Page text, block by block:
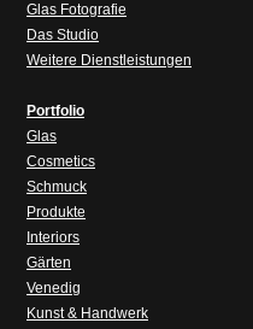
Glas Fotografie
Das Studio
Weitere Dienstleistungen
Portfolio
Glas
Cosmetics
Schmuck
Produkte
Interiors
Gärten
Venedig
Kunst & Handwerk